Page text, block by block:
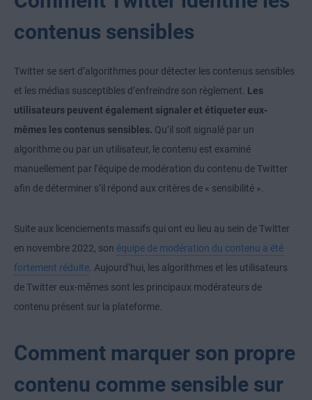
contenus sensibles
Twitter se sert d’algorithmes pour détecter les contenus sensibles
et les médias susceptibles d’enfreindre son règlement. Les
utilisateurs peuvent également signaler et étiqueter eux-
mêmes les contenus sensibles. Qu’il soit signalé par un
algorithme ou par un utilisateur, le contenu est examiné
manuellement par l’équipe de modération du contenu de Twitter
afin de déterminer s’il répond aux critères de « sensibilité ».
Suite aux licenciements massifs qui ont eu lieu au sein de Twitter
en novembre 2022, son équipe de modération du contenu a été
fortement réduite. Aujourd’hui, les algorithmes et les utilisateurs
de Twitter eux-mêmes sont les principaux modérateurs de
contenu présent sur la plateforme.
Comment marquer son propre
contenu comme sensible sur